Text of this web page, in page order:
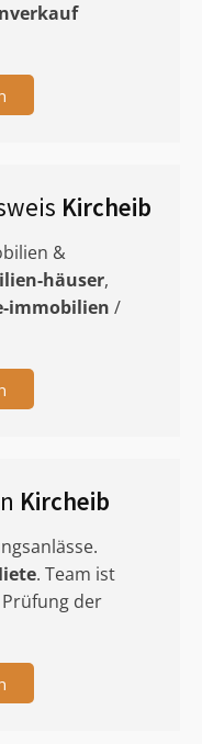
Kircheib
&
häuser,
immobilien /
Kircheib
. Team ist
Prüfung der